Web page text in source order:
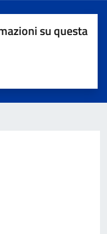
su questa